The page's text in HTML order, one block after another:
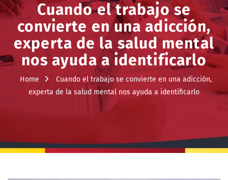
Cuando el trabajo se
convierte en una adicción,
experta de la salud mental
nos ayuda a identificarlo
Home
Cuando el trabajo se convierte en una adicción,
experta de la salud mental nos ayuda a identificarlo